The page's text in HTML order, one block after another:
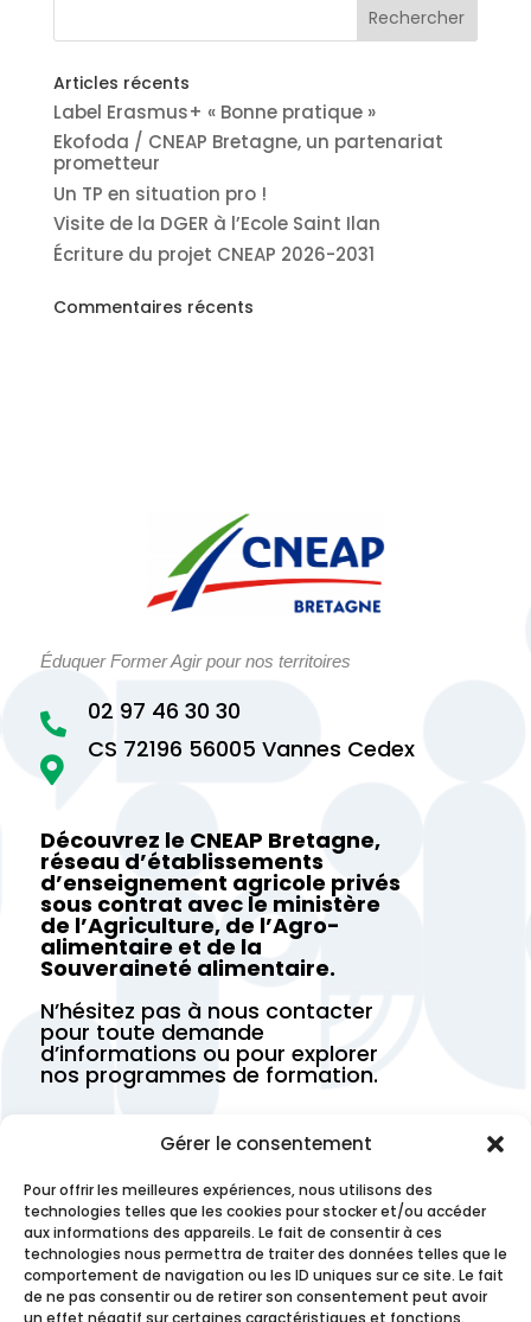
Gérer le consentement
Pour offrir les meilleures expériences, nous utilisons des
technologies telles que les cookies pour stocker et/ou accéder
aux informations des appareils. Le fait de consentir à ces
technologies nous permettra de traiter des données telles que le
comportement de navigation ou les ID uniques sur ce site. Le fait
de ne pas consentir ou de retirer son consentement peut avoir
un effet négatif sur certaines caractéristiques et fonctions.
Articles récents
Label Erasmus+ « Bonne pratique »
Ekofoda / CNEAP Bretagne, un partenariat
prometteur
Un TP en situation pro !
Visite de la DGER à l’Ecole Saint Ilan
Écriture du projet CNEAP 2026-2031
Commentaires récents
Éduquer Former Agir pour nos territoires


CS 72196 56005 Vannes Cedex
02 97 46 30 30
Découvrez le CNEAP Bretagne,
réseau d’établissements
d’enseignement agricole privés
sous contrat avec le ministère
de l’Agriculture, de l’Agro-
alimentaire et de la
Souveraineté alimentaire.
N’hésitez pas à nous contacter
pour toute demande
d’informations ou pour explorer
nos programmes de formation.
Trouver un établissement
Contactez-nous